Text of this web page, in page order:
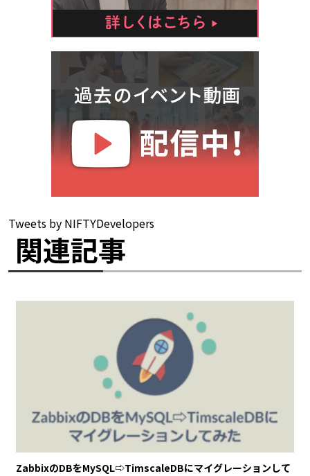
Tweets by NIFTYDevelopers
関連記事
ZabbixのDBをMySQL⇨TimscaleDBにマイグレーションして